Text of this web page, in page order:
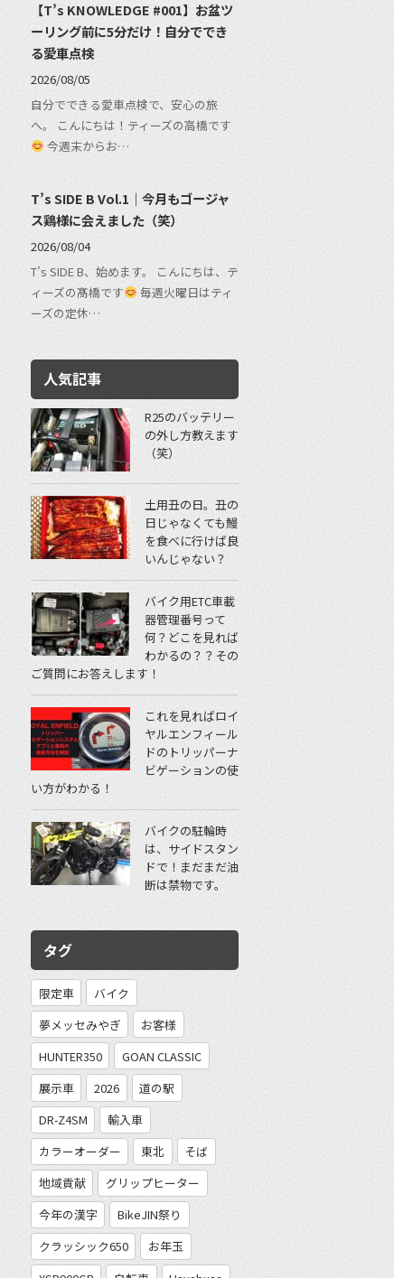
【T’s KNOWLEDGE #001】お盆ツ
ーリング前に5分だけ！自分ででき
る愛車点検
2026/08/05
自分でできる愛車点検で、安心の旅
へ。 こんにちは！ティーズの高橋です
今週末からお…
T’s SIDE B Vol.1｜今月もゴージャ
ス鶏様に会えました（笑）
2026/08/04
T’s SIDE B、始めます。 こんにちは、テ
ィーズの髙橋です
毎週火曜日はティ
ーズの定休…
人気記事
R25のバッテリー
の外し方教えます
（笑）
土用丑の日。丑の
日じゃなくても鰻
を食べに行けば良
いんじゃない？
バイク用ETC車載
器管理番号って
何？どこを見れば
わかるの？？その
ご質問にお答えします！
これを見ればロイ
ヤルエンフィール
ドのトリッパーナ
ビゲーションの使
い方がわかる！
バイクの駐輪時
は、サイドスタン
ドで！まだまだ油
断は禁物です。
タグ
限定車
バイク
夢メッセみやぎ
お客様
HUNTER350
GOAN CLASSIC
展示車
2026
道の駅
DR-Z4SM
輸入車
カラーオーダー
東北
そば
地域貢献
グリップヒーター
今年の漢字
BikeJIN祭り
クラッシック650
お年玉